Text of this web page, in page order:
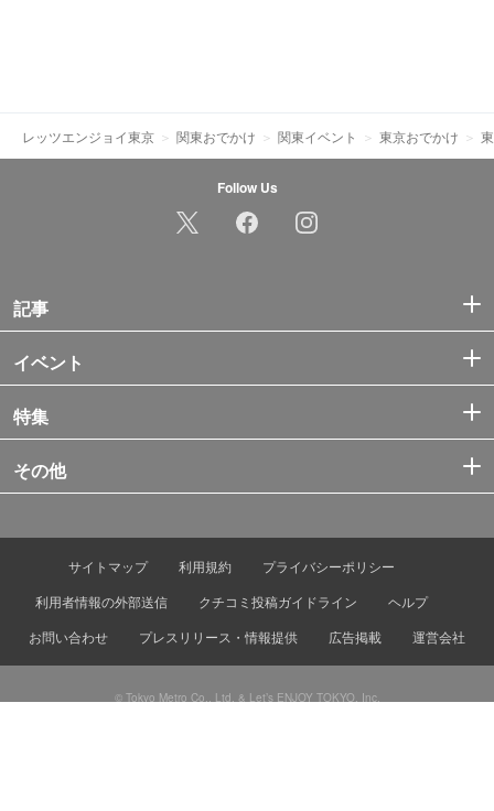
レッツエンジョイ東京 関東おでかけ 関東イベント 東京おでかけ
Follow Us
記事
イベント
特集
その他
サイトマップ 利用規約
プライバシーポリシー
利用者情報の外部送信
クチコミ投稿ガイドライン
ヘルプ
お問い合わせ
プレスリリース・情報提供 広告掲載 運営会社
© Tokyo Metro Co., Ltd. & Let’s ENJOY TOKYO, Inc.